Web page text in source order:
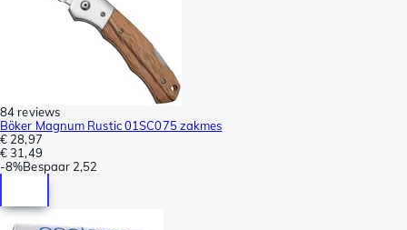
84 reviews
Böker Magnum Rustic 01SC075 zakmes
€ 28,97
€ 31,49
-8%Bespaar 2,52